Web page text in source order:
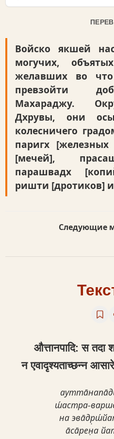
Войско якшей
могучих,
желавших во
превзойти
Махараджу.
Дхрувы, они
колесничего
паригх
[мечей],
парашвадх
ришти [дротиков]
Следующие
औत्तानपादि: स तदा
न एवाद‍ृश्यताच्छन्न
ш́астра-
на
а̄са̄рен̣а